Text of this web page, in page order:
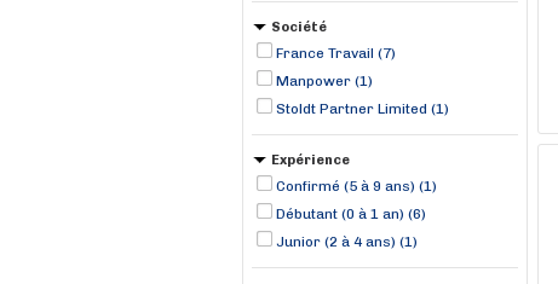
Société
France Travail (7)
Manpower (1)
Stoldt Partner Limited (1)
Expérience
Confirmé (5 à 9 ans) (1)
Débutant (0 à 1 an) (6)
Junior (2 à 4 ans) (1)